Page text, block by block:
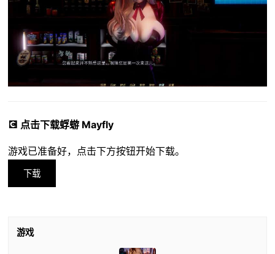
💽 点击下载蜉蝣 Mayfly
游戏已准备好，点击下方按钮开始下载。
下载
游戏